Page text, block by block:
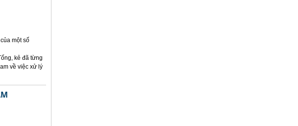
một số
kẻ đã từng
về việc xử lý